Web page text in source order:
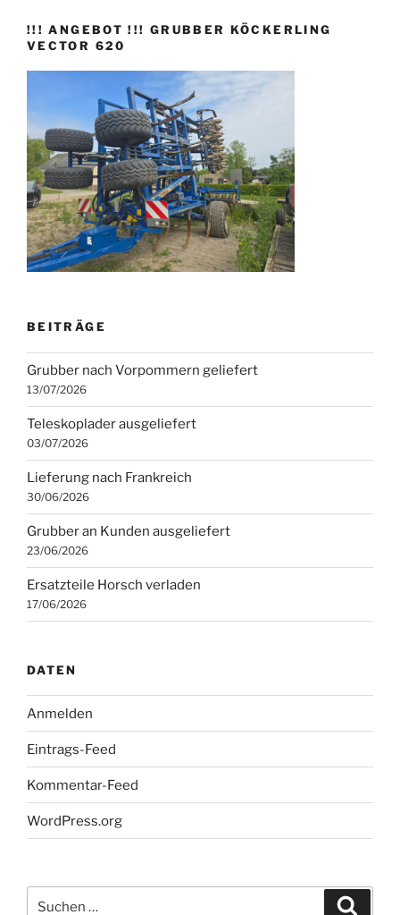
!!! ANGEBOT !!! GRUBBER KÖCKERLING
VECTOR 620
BEITRÄGE
Grubber nach Vorpommern geliefert
13/07/2026
Teleskoplader ausgeliefert
03/07/2026
Lieferung nach Frankreich
30/06/2026
Grubber an Kunden ausgeliefert
23/06/2026
Ersatzteile Horsch verladen
17/06/2026
DATEN
Anmelden
Eintrags-Feed
Kommentar-Feed
WordPress.org